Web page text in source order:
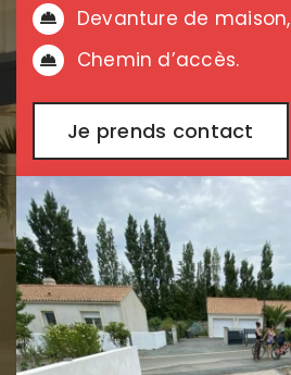
Devanture de maison,
Chemin d’accès.
Je prends contact